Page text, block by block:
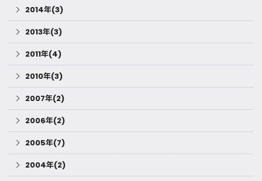
2014年(3)
2013年(3)
2011年(4)
2010年(3)
2007年(2)
2006年(2)
2005年(7)
2004年(2)